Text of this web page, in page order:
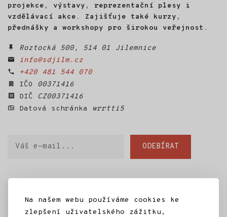
Na našem webu používáme cookies ke
zlepšení uživatelského zážitku,
projekce, výstavy, reprezentační plesy i
vzdělávací akce. Zajišťuje také kurzy,
přednášky a workshopy pro širokou veřejnost.
Roztocká 500, 514 01 Jilemnice
info@sdjilm.cz
+420 481 544 070
IČO
00371416
DIČ
CZ00371416
Datová schránka
wrrtti5
ODEBÍRAT
SD Jilm Kino 70
Městská knihovna
IC Jilemnice
Projekty SD Jilm Články